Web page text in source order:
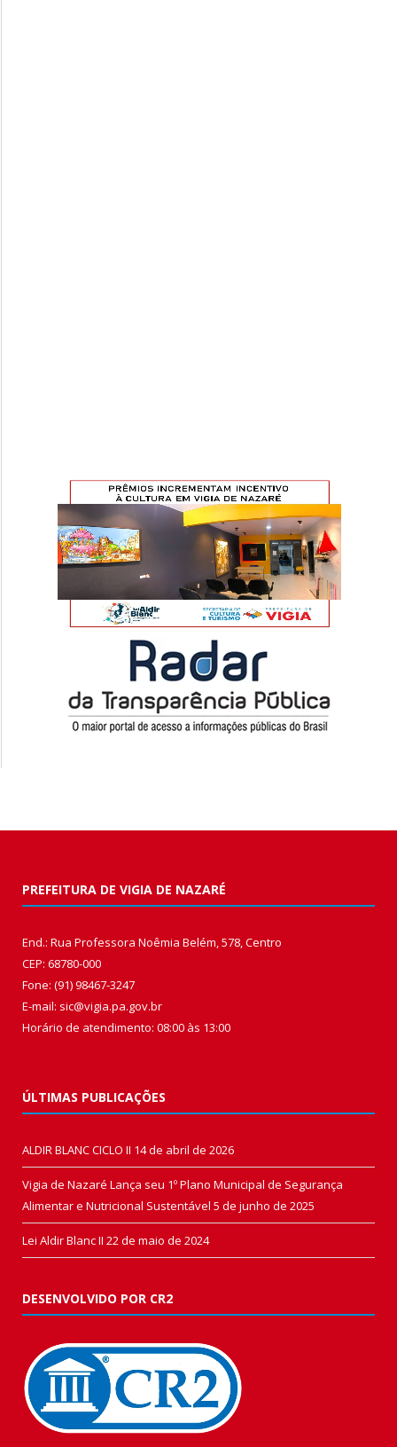
PREFEITURA DE VIGIA DE NAZARÉ
End.: Rua Professora Noêmia Belém, 578, Centro
CEP: 68780-000
Fone: (91) 98467-3247
E-mail: sic@vigia.pa.gov.br
Horário de atendimento: 08:00 às 13:00
ÚLTIMAS PUBLICAÇÕES
ALDIR BLANC CICLO II 14 de abril de 2026
Vigia de Nazaré Lança seu 1º Plano Municipal de Segurança
Alimentar e Nutricional Sustentável 5 de junho de 2025
Lei Aldir Blanc II 22 de maio de 2024
DESENVOLVIDO POR CR2